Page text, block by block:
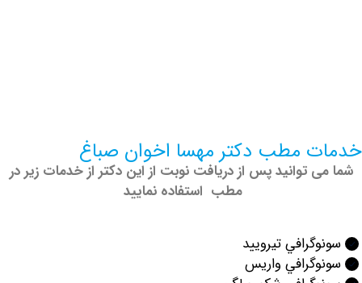
مطب دکتر مهسا اخوان صباغ
توانید پس از دریافت نوبت از این دکتر از خدمات زیر در
مطب استفاده نمایید
تيروييد
واريس